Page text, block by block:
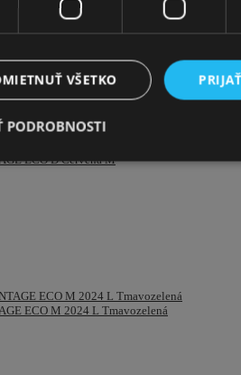
ECO D Biela L
ECO D Červená M
ECO M 2024 L Tmavozelená
VŠETKO
PODROBNOSTI